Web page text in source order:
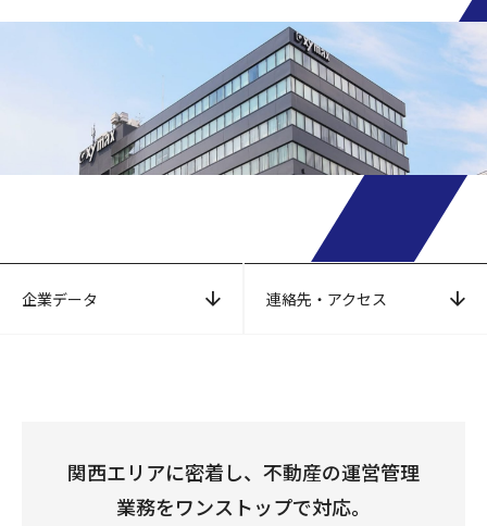
企業データ 連絡先・アクセス
関西エリアに密着し、不動産の運営管理
業務をワンストップで対応。